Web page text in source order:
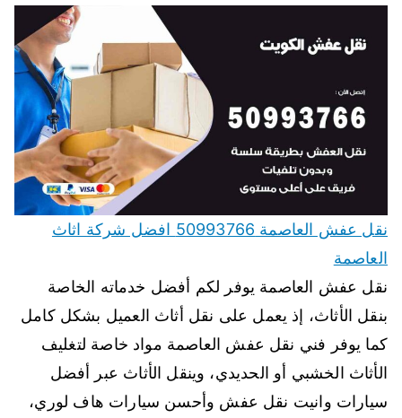
نقل عفش العاصمة 50993766 افضل شركة اثاث
العاصمة
نقل عفش العاصمة يوفر لكم أفضل خدماته الخاصة
بنقل الأثاث، إذ يعمل على نقل أثاث العميل بشكل كامل
كما يوفر فني نقل عفش العاصمة مواد خاصة لتغليف
الأثاث الخشبي أو الحديدي، وينقل الأثاث عبر أفضل
سيارات وانيت نقل عفش وأحسن سيارات هاف لوري،